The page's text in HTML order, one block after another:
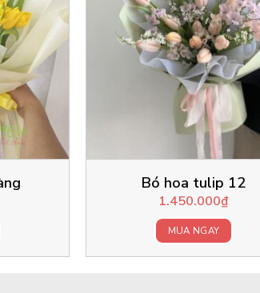
Bó hoa tulip 12
1.450.000₫
MUA NGAY